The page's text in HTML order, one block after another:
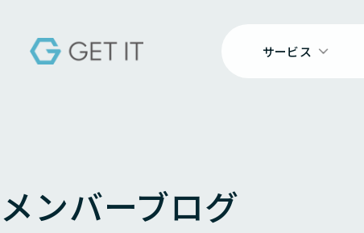
サービス
メンバーブログ